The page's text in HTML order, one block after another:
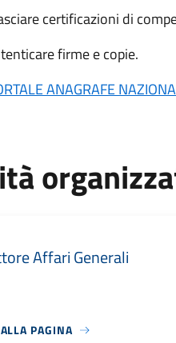
certificazioni di
firme e copie.
ANAGRAFE
Affari Generali
PAGINA